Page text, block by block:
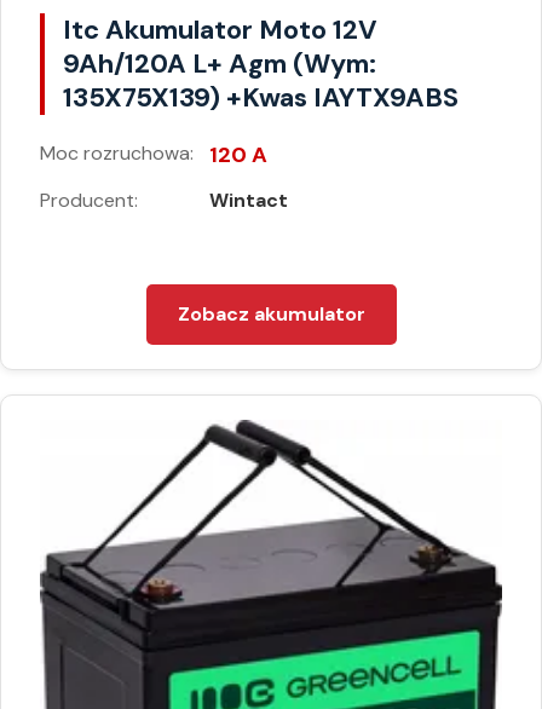
Itc Akumulator Moto 12V
9Ah/120A L+ Agm (Wym:
135X75X139) +Kwas IAYTX9ABS
Moc rozruchowa: 120 A
Producent: Wintact
Zobacz akumulator